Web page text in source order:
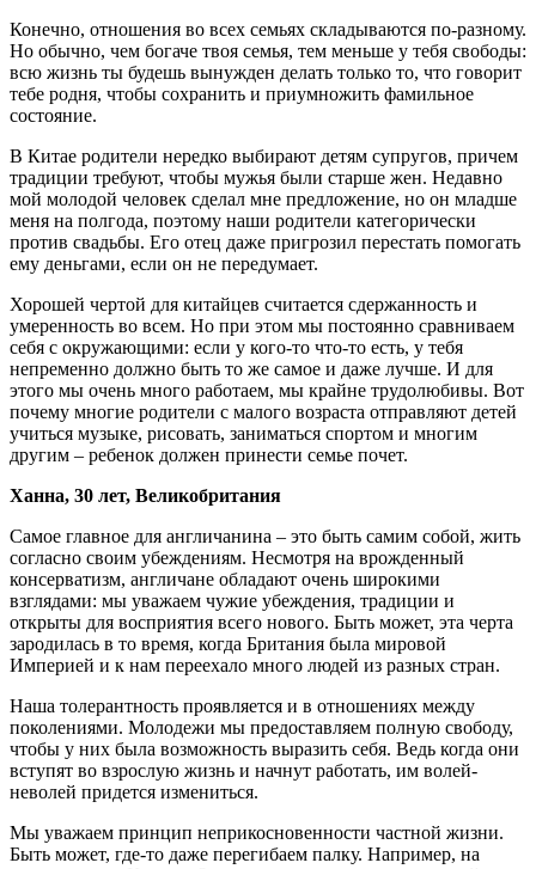
Конечно, отношения во всех семьях складываются по-разному.
Но обычно, чем богаче твоя семья, тем меньше у тебя свободы:
всю жизнь ты будешь вынужден делать только то, что говорит
тебе родня, чтобы сохранить и приумножить фамильное
состояние.
В Китае родители нередко выбирают детям супругов, причем
традиции требуют, чтобы мужья были старше жен. Недавно
мой молодой человек сделал мне предложение, но он младше
меня на полгода, поэтому наши родители категорически
против свадьбы. Его отец даже пригрозил перестать помогать
ему деньгами, если он не передумает.
Хорошей чертой для китайцев считается сдержанность и
умеренность во всем. Но при этом мы постоянно сравниваем
себя с окружающими: если у кого-то что-то есть, у тебя
непременно должно быть то же самое и даже лучше. И для
этого мы очень много работаем, мы крайне трудолюбивы. Вот
почему многие родители с малого возраста отправляют детей
учиться музыке, рисовать, заниматься спортом и многим
другим – ребенок должен принести семье почет.
Ханна, 30 лет, Великобритания
Самое главное для англичанина – это быть самим собой, жить
согласно своим убеждениям. Несмотря на врожденный
консерватизм, англичане обладают очень широкими
взглядами: мы уважаем чужие убеждения, традиции и
открыты для восприятия всего нового. Быть может, эта черта
зародилась в то время, когда Британия была мировой
Империей и к нам переехало много людей из разных стран.
Наша толерантность проявляется и в отношениях между
поколениями. Молодежи мы предоставляем полную свободу,
чтобы у них была возможность выразить себя. Ведь когда они
вступят во взрослую жизнь и начнут работать, им волей-
неволей придется измениться.
Мы уважаем принцип неприкосновенности частной жизни.
Быть может, где-то даже перегибаем палку. Например, на